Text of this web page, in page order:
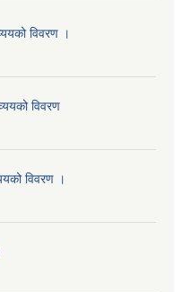
विवरण ।
विवरण
विवरण ।